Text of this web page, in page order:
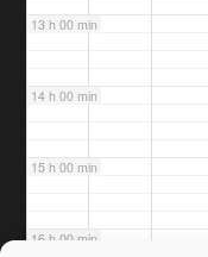
13 h 00 min
14 h 00 min
15 h 00 min
16 h 00 min